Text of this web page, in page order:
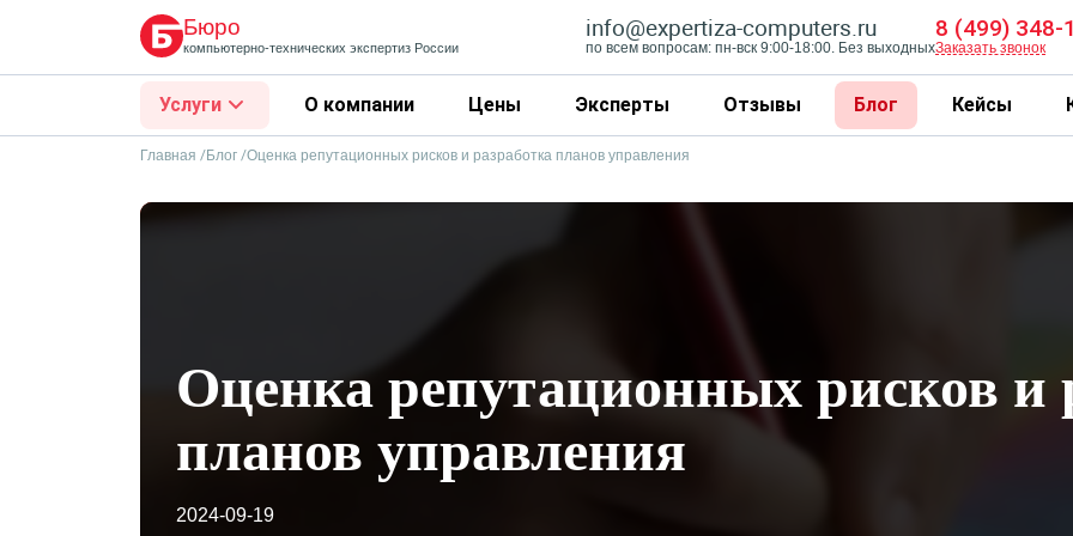
Бюро
компьютерно-технических экспертиз России
info@expertiza-computers.ru
по всем вопросам: пн-вск 9:00-18:00. Без выходных
8 (499) 348-
Заказать звонок
Услуги О компании Цены Эксперты Отзывы Блог Кейсы
Главная Блог Оценка репутационных рисков и разработка планов управления
Оценка репутационных рисков и
планов управления
2024-09-19